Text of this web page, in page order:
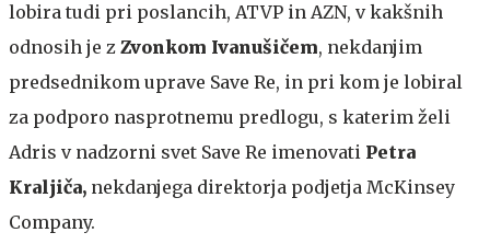
lobira tudi pri poslancih, ATVP in AZN, v kakšnih
odnosih je z Zvonkom Ivanušičem, nekdanjim
predsednikom uprave Save Re, in pri kom je lobiral
za podporo nasprotnemu predlogu, s katerim želi
Adris v nadzorni svet Save Re imenovati Petra
Kraljiča, nekdanjega direktorja podjetja McKinsey
Company.